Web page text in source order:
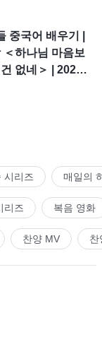
중국어 배우기 |
＜하나님 마음보
없네＞ | 2026
리즈 매일의
즈 복음 영화
찬양 MV 찬